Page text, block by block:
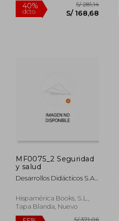
MF0075_2 Seguridad
y salud
Desarrollos Didácticos S.A.
Hispamérica Books, S.L.,
Tapa Blanda, Nuevo